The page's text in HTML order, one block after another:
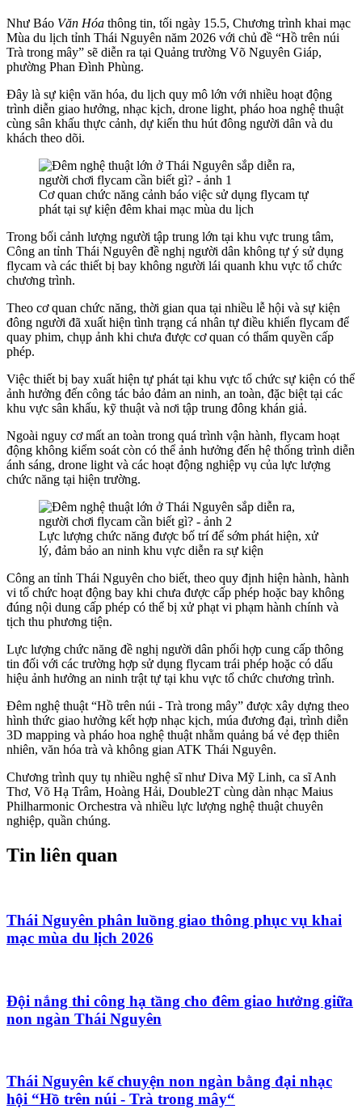
Như Báo Văn Hóa thông tin, tối ngày 15.5, Chương trình khai mạc
Mùa du lịch tỉnh Thái Nguyên năm 2026 với chủ đề “Hồ trên núi
Trà trong mây” sẽ diễn ra tại Quảng trường Võ Nguyên Giáp,
phường Phan Đình Phùng.
Đây là sự kiện văn hóa, du lịch quy mô lớn với nhiều hoạt động
trình diễn giao hưởng, nhạc kịch, drone light, pháo hoa nghệ thuật
cùng sân khấu thực cảnh, dự kiến thu hút đông người dân và du
khách theo dõi.
Cơ quan chức năng cảnh báo việc sử dụng flycam tự
phát tại sự kiện đêm khai mạc mùa du lịch
Trong bối cảnh lượng người tập trung lớn tại khu vực trung tâm,
Công an tỉnh Thái Nguyên đề nghị người dân không tự ý sử dụng
flycam và các thiết bị bay không người lái quanh khu vực tổ chức
chương trình.
Theo cơ quan chức năng, thời gian qua tại nhiều lễ hội và sự kiện
đông người đã xuất hiện tình trạng cá nhân tự điều khiển flycam để
quay phim, chụp ảnh khi chưa được cơ quan có thẩm quyền cấp
phép.
Việc thiết bị bay xuất hiện tự phát tại khu vực tổ chức sự kiện có thể
ảnh hưởng đến công tác bảo đảm an ninh, an toàn, đặc biệt tại các
khu vực sân khấu, kỹ thuật và nơi tập trung đông khán giả.
Ngoài nguy cơ mất an toàn trong quá trình vận hành, flycam hoạt
động không kiểm soát còn có thể ảnh hưởng đến hệ thống trình diễn
ánh sáng, drone light và các hoạt động nghiệp vụ của lực lượng
chức năng tại hiện trường.
Lực lượng chức năng được bố trí để sớm phát hiện, xử
lý, đảm bảo an ninh khu vực diễn ra sự kiện
Công an tỉnh Thái Nguyên cho biết, theo quy định hiện hành, hành
vi tổ chức hoạt động bay khi chưa được cấp phép hoặc bay không
đúng nội dung cấp phép có thể bị xử phạt vi phạm hành chính và
tịch thu phương tiện.
Lực lượng chức năng đề nghị người dân phối hợp cung cấp thông
tin đối với các trường hợp sử dụng flycam trái phép hoặc có dấu
hiệu ảnh hưởng an ninh trật tự tại khu vực tổ chức chương trình.
Đêm nghệ thuật “Hồ trên núi - Trà trong mây” được xây dựng theo
hình thức giao hưởng kết hợp nhạc kịch, múa đương đại, trình diễn
3D mapping và pháo hoa nghệ thuật nhằm quảng bá vẻ đẹp thiên
nhiên, văn hóa trà và không gian ATK Thái Nguyên.
Chương trình quy tụ nhiều nghệ sĩ như Diva Mỹ Linh, ca sĩ Anh
Thơ, Võ Hạ Trâm, Hoàng Hải, Double2T cùng dàn nhạc Maius
Philharmonic Orchestra và nhiều lực lượng nghệ thuật chuyên
nghiệp, quần chúng.
Tin liên quan
Thái Nguyên phân luồng giao thông phục vụ khai
mạc mùa du lịch 2026
Đội nắng thi công hạ tầng cho đêm giao hưởng giữa
non ngàn Thái Nguyên
Thái Nguyên kể chuyện non ngàn bằng đại nhạc
hội “Hồ trên núi - Trà trong mây“